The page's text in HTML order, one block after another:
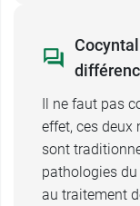
Il ne faut pas
effet, ces
sont
pathologies
au traitement